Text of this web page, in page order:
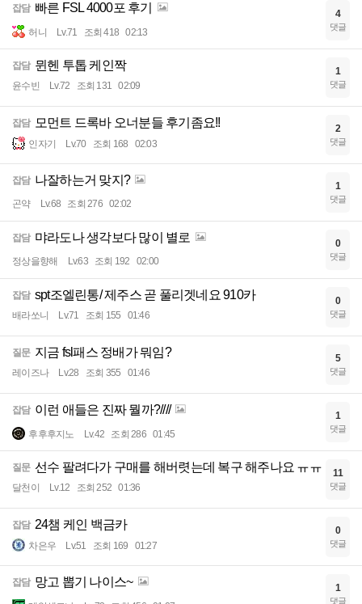
잡담 빠른 FSL 4000포 후기
허니 Lv.71 조회 418 02:13
4
댓글
잡담 뮌헨 투톱 케인짝
윤수빈 Lv.72 조회 131 02:09
1
댓글
잡담 모먼트 드록바 오너분들 후기좀요!!
인자기 Lv.70 조회 168 02:03
2
댓글
잡담 나잘하는거 맞지?
곤약 Lv.68 조회 276 02:02
1
댓글
잡담 먀라도나 생각보다 많이 별로
정상을향해 Lv.63 조회 192 02:00
0
댓글
잡담 spt조엘린통/ 제주스 곧 풀리겟네요 910카
배라쏘니 Lv.71 조회 155 01:46
0
댓글
질문 지금 fsl패스 정배가 뭐임?
레이즈나 Lv.28 조회 355 01:46
5
댓글
잡담 이런 애들은 진짜 뭘까?////
후후후지노 Lv.42 조회 286 01:45
1
댓글
질문 선수 팔려다가 구매를 해버렷는데 복구 해주나요 ㅠㅠ
달천이 Lv.12 조회 252 01:36
11
댓글
잡담 24챔 케인 백금카
차은우 Lv.51 조회 169 01:27
0
댓글
잡담 망고 뽑기 나이스~ 1
댓글